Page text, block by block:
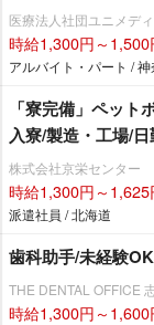
医療法人社団ユニメデ
時給1,300円～1,500
アルバイト・パート / 神
「寮完備」ペッ
入寮/製造・工場/日
株式会社京栄センター
時給1,300円～1,625
派遣社員 / 北海道
歯科助手/未経験
THE DENTAL OFFICE
時給1,300円～1,600